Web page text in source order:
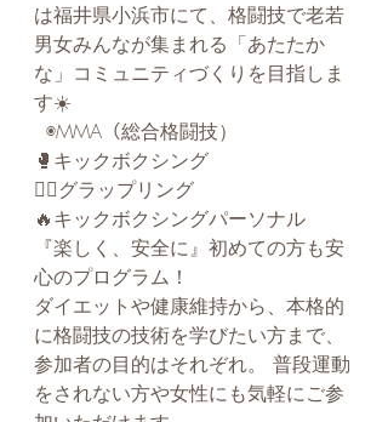
は福井県小浜市にて、格闘技で老若
男女みんなが集まれる「あたたか
な」コミュニティづくりを目指しま
す☀️
⁡ ◉MMA（総合格闘技）
🥊キックボクシング
🤼‍♂️グラップリング
🔥キックボクシングパーソナル ⁡
『楽しく、安全に』初めての方も安
心のプログラム！
ダイエットや健康維持から、本格的
に格闘技の技術を学びたい方まで、
参加者の目的はそれぞれ。 普段運動
をされない方や女性にも気軽にご参